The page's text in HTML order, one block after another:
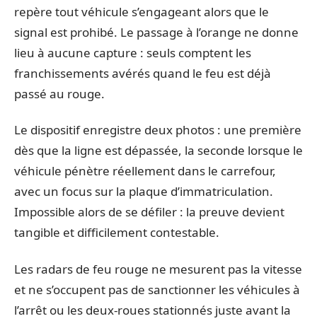
repère tout véhicule s’engageant alors que le
signal est prohibé. Le passage à l’orange ne donne
lieu à aucune capture : seuls comptent les
franchissements avérés quand le feu est déjà
passé au rouge.
Le dispositif enregistre deux photos : une première
dès que la ligne est dépassée, la seconde lorsque le
véhicule pénètre réellement dans le carrefour,
avec un focus sur la plaque d’immatriculation.
Impossible alors de se défiler : la preuve devient
tangible et difficilement contestable.
Les radars de feu rouge ne mesurent pas la vitesse
et ne s’occupent pas de sanctionner les véhicules à
l’arrêt ou les deux-roues stationnés juste avant la